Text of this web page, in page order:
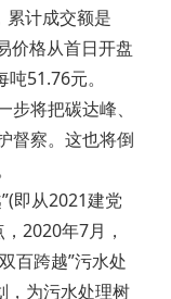
累计成交额是
价格从首日开盘
51.76元。
将把碳达峰、
督察。这也将倒
即从2021建党
2020年7月，
百跨越”污水处
，为污水处理树